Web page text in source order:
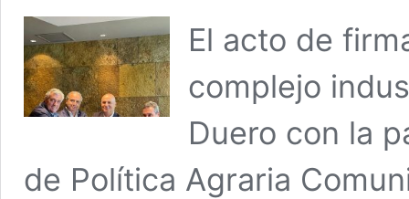
El acto de
complejo
Duero con la
de Política Agraria